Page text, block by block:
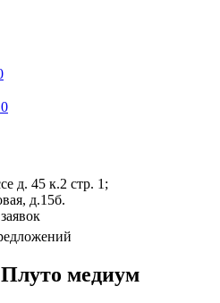
0
д. 45 к.2 стр. 1;
д.15б.
Плуто медиум